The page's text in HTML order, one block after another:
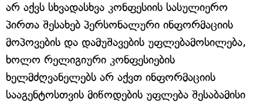
არ აქვს სხვადასხვა კონფესიის სასულიერო
პირთა შესახებ პერსონალური ინფორმაციის
მოპოვების და დამუშავების უფლებამოსილება,
ხოლო რელიგიური კონფესიების
ხელმძღვანელებს არ აქვთ ინფორმაციის
სააგენტოსთვის მიწოდების უფლება შესაბამისი